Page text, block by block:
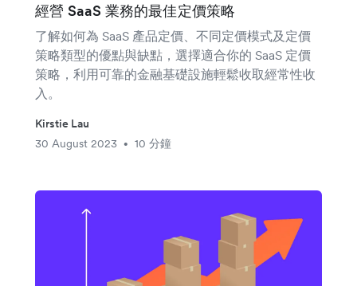
經營 SaaS 業務的最佳定價策略
了解如何為 SaaS 產品定價、不同定價模式及定價
策略類型的優點與缺點，選擇適合你的 SaaS 定價
策略，利用可靠的金融基礎設施輕鬆收取經常性收
入。
Kirstie Lau
30 August 2023
• 10 分鐘